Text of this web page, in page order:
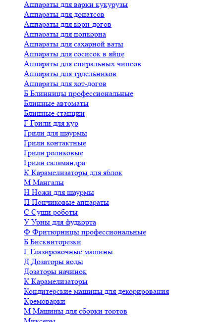
Аппараты для варки кукурузы
Аппараты для донатсов
Аппараты для корн-догов
Аппараты для попкорна
Аппараты для сахарной ваты
Аппараты для сосисок в яйце
Аппараты для спиральных чипсов
Аппараты для трдельников
Аппараты для хот-догов
Б Блинницы профессиональные
Блинные автоматы
Блинные станции
Г Грили для кур
Грили для шаурмы
Грили контактные
Грили роликовые
Грили саламандра
К Карамелизаторы для яблок
М Мангалы
Н Ножи для шаурмы
П Пончиковые аппараты
С Суши роботы
У Урны для фудкорта
Ф Фритюрницы профессиональные
Б Бисквиторезки
Г Глазировочные машины
Д Дозаторы воды
Дозаторы начинок
К Карамелизаторы
Кондитерские машины для декорирования
Кремоварки
М Машины для сборки тортов